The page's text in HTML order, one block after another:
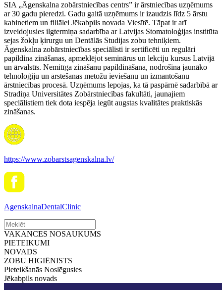
SIA „Āgenskalna zobārstniecības centrs” ir ārstniecības uzņēmums
ar 30 gadu pieredzi. Gadu gaitā uzņēmums ir izaudzis līdz 5 ārstu
kabinetiem un filiālei Jēkabpils novada Viesītē. Tāpat ir arī
izveidojusies ilgtermiņa sadarbība ar Latvijas Stomatoloģijas institūta
sejas žokļu ķirurgu un Dentālās Studijas zobu tehniķiem.
Āgenskalna zobārstniecības speciālisti ir sertificēti un regulāri
papildina zināšanas, apmeklējot seminārus un lekciju kursus Latvijā
un ārvalstīs. Nemitīga zināšanu papildināšana, nodrošina jaunāko
tehnoloģiju un ārstēšanas metožu ieviešanu un izmantošanu
ārstniecības procesā. Uzņēmums lepojas, ka tā paspārnē sadarbībā ar
Stradiņa Universitātes Zobārstniecības fakultāti, jaunajiem
speciālistiem tiek dota iespēja iegūt augstas kvalitātes praktiskās
zināšanas.
https://www.zobarstsagenskalna.lv/
AgenskalnaDentalClinic
VAKANCES NOSAUKUMS
PIETEIKUMI
NOVADS
ZOBU HIGIĒNISTS
Pieteikšanās Noslēgusies
Jēkabpils novads